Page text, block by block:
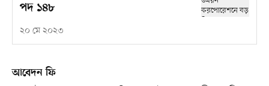
পদ ১৪৮
২০ মে ২০২৩
আবেদন ফি